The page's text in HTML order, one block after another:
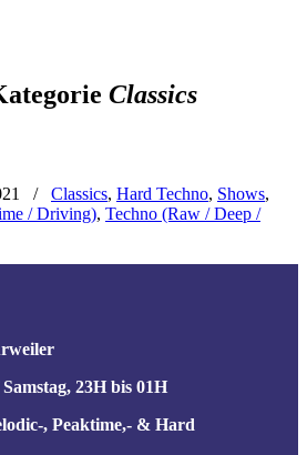
Classics
/ Classics, Hard Techno, Shows,
/ Driving), Techno (Raw / Deep /
23H bis 01H
, Peaktime,- & Hard